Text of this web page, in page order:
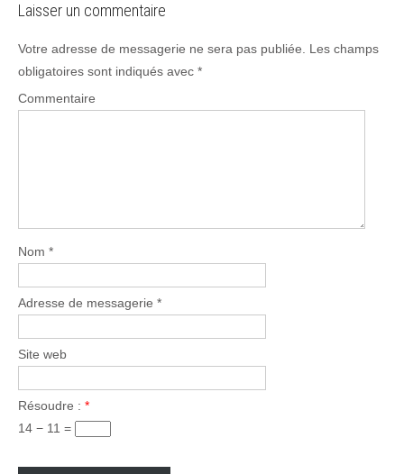
s
n
a
v
n
Laisser un commentaire
Votre adresse de messagerie ne sera pas publiée. Les champs
obligatoires sont indiqués avec *
Commentaire
Nom *
Adresse de messagerie *
Site web
Résoudre : *
14 − 11 =